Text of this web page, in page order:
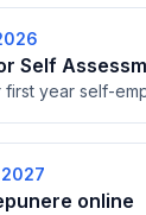
Self
first year self-
online